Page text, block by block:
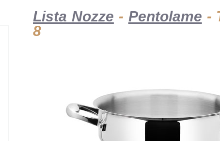
Lista Nozze - Pentolame -
8